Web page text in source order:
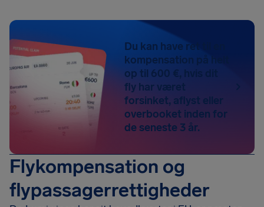
Du kan have ret til en
kompensation på helt
op til 600 €, hvis dit
fly har været
forsinket, aflyst eller
overbooket inden for
de seneste 3 år.
Flykompensation og
flypassagerrettigheder